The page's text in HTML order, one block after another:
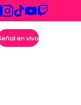
en vivo